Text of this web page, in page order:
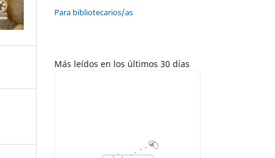
Para bibliotecarios/as
Más leídos en los últimos 30 días